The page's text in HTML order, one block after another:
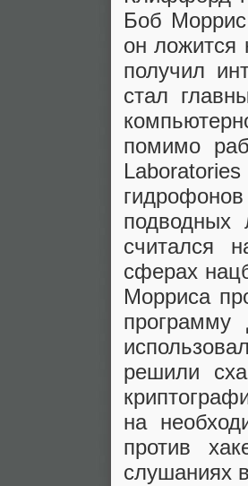
Боб
он ложится
получил
стал
помимо
считался
сферах
Морриса
программу
решили
на
против
слушаниях